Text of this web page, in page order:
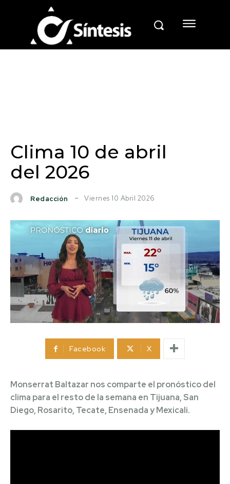
Clima 10 de abril
del 2026
Redacción Viernes 10 Abril 2026
Facebook X
Monserrat Baltazar nos comparte el pronóstico del
clima para el resto de la semana en Tijuana, San
Diego, Rosarito, Tecate, Ensenada y Mexicali.